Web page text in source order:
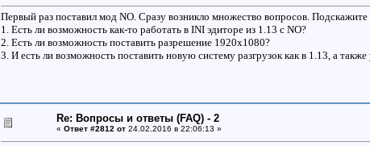
Первый раз поставил мод NO. Сразу возникло множество вопросов. Подскажите
1. Есть ли возможность как-то работать в INI эдиторе из 1.13 с NO?
2. Есть ли возможность поставить разрешение 1920x1080?
3. И есть ли возможность поставить новую систему разгрузок как в 1.13, а
Re: Вопросы и ответы (FAQ) - 2
« Ответ #2812 от 24.02.2016 в 22:06:13 »